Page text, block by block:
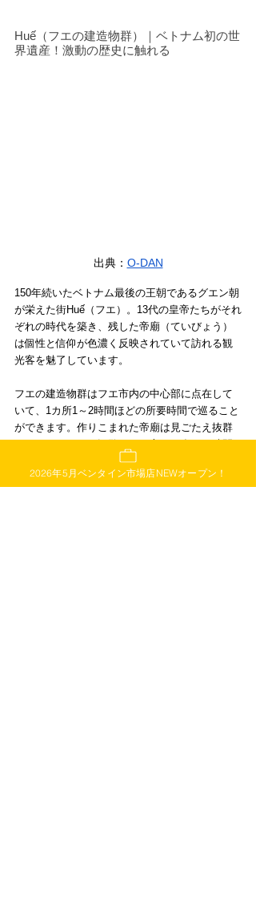
Huế（フエの建造物群）｜ベトナム初の世
界遺産！激動の歴史に触れる
出典： O-DAN
150年続いたベトナム最後の王朝であるグエン朝
が栄えた街Huế（フエ）。13代の皇帝たちがそれ
ぞれの時代を築き、残した帝廟（ていびょう）
は個性と信仰が色濃く反映されていて訪れる観
光客を魅了しています。
フエの建造物群はフエ市内の中心部に点在して
いて、1カ所1～2時間ほどの所要時間で巡ること
ができます。作りこまれた帝廟は見ごたえ抜群
なのでゆっくりと観覧したい方は、多めに時間
を空けておくと安心です。中部ダナンから電車
やタクシー、夜行バスなどでアクセスできます
2026年5月ベンタイン市場店NEWオープン！